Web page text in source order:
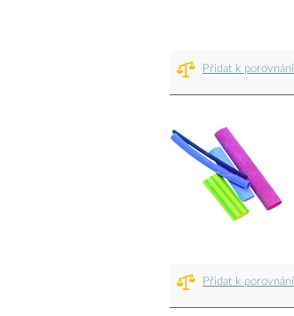
Přidat k porovnání
Přidat k porovnání